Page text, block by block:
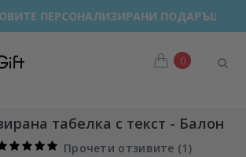
ПЕРСОНАЛИЗИРАНИ ПОДАРЪЦИ!
0
табелка с текст - Балон
Прочети отзивите (1)